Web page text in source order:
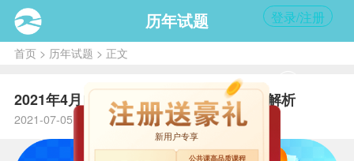
历年试题 登录/注册
首页> 历年试题 > 正文
2021年4月自考教育管理原理试题及答案解析
2021-07-05 16:25 自考365
新用户专享
公共课高品质课程